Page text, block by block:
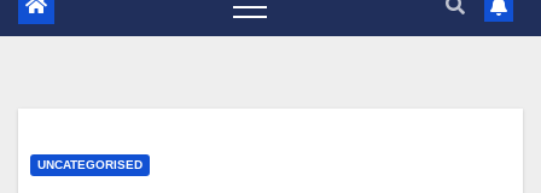
UNCATEGORISED